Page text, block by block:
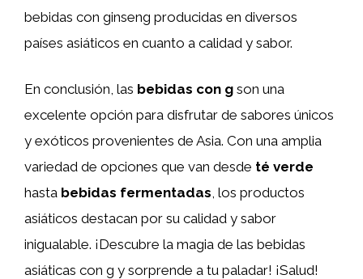
bebidas con ginseng producidas en diversos
países asiáticos en cuanto a calidad y sabor.
En conclusión, las bebidas con g son una
excelente opción para disfrutar de sabores únicos
y exóticos provenientes de Asia. Con una amplia
variedad de opciones que van desde té verde
hasta bebidas fermentadas, los productos
asiáticos destacan por su calidad y sabor
inigualable. ¡Descubre la magia de las bebidas
asiáticas con g y sorprende a tu paladar! ¡Salud!